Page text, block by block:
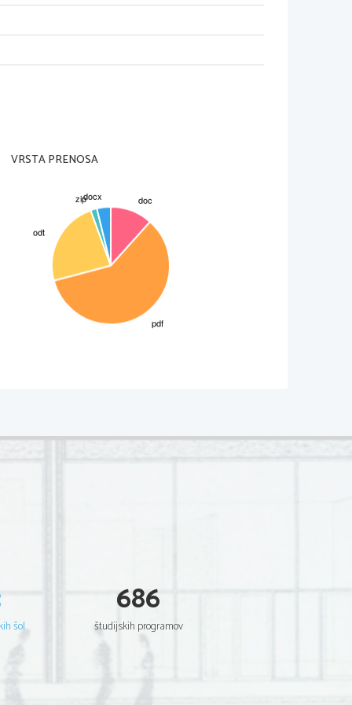
Randallom, Kenji ter s
Odpravijo se v Rim, kjer pa
Clouse k izločijo iz preizskave in
ki so ga našli pri papažu.
Clousea ne.
mnoge bil eden najboljših
Dajal mu je nasvete in ga
za Nicole. Bil je vljuden.
VRSTA PRENOSA
šol
686
študijskih programov